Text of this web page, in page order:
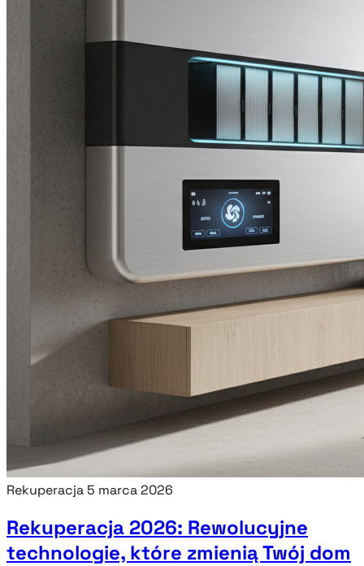
Rekuperacja5 marca 2026
Rekuperacja 2026: Rewolucyjne
technologie, które zmienią Twój dom